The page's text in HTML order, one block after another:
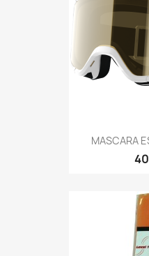
MASCARA